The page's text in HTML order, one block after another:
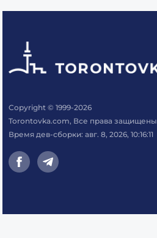
Copyright © 1999-2026
Torontovka.com, Все права защищены
Время дев-сборки: авг. 8, 2026, 10:16:11